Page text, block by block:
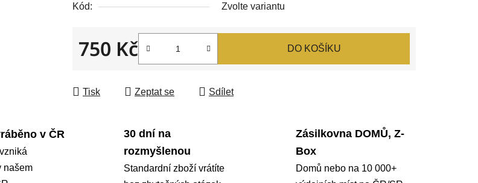
Kód:
Zvolte variantu
750 Kč DO KOŠÍKU
Tisk Zeptat se Sdílet
v ČR
našem
30 dní na
rozmyšlenou
Standardní zboží vrátíte
Zásilkovna DOMŮ, Z-
Box
Domů nebo na 10 000+